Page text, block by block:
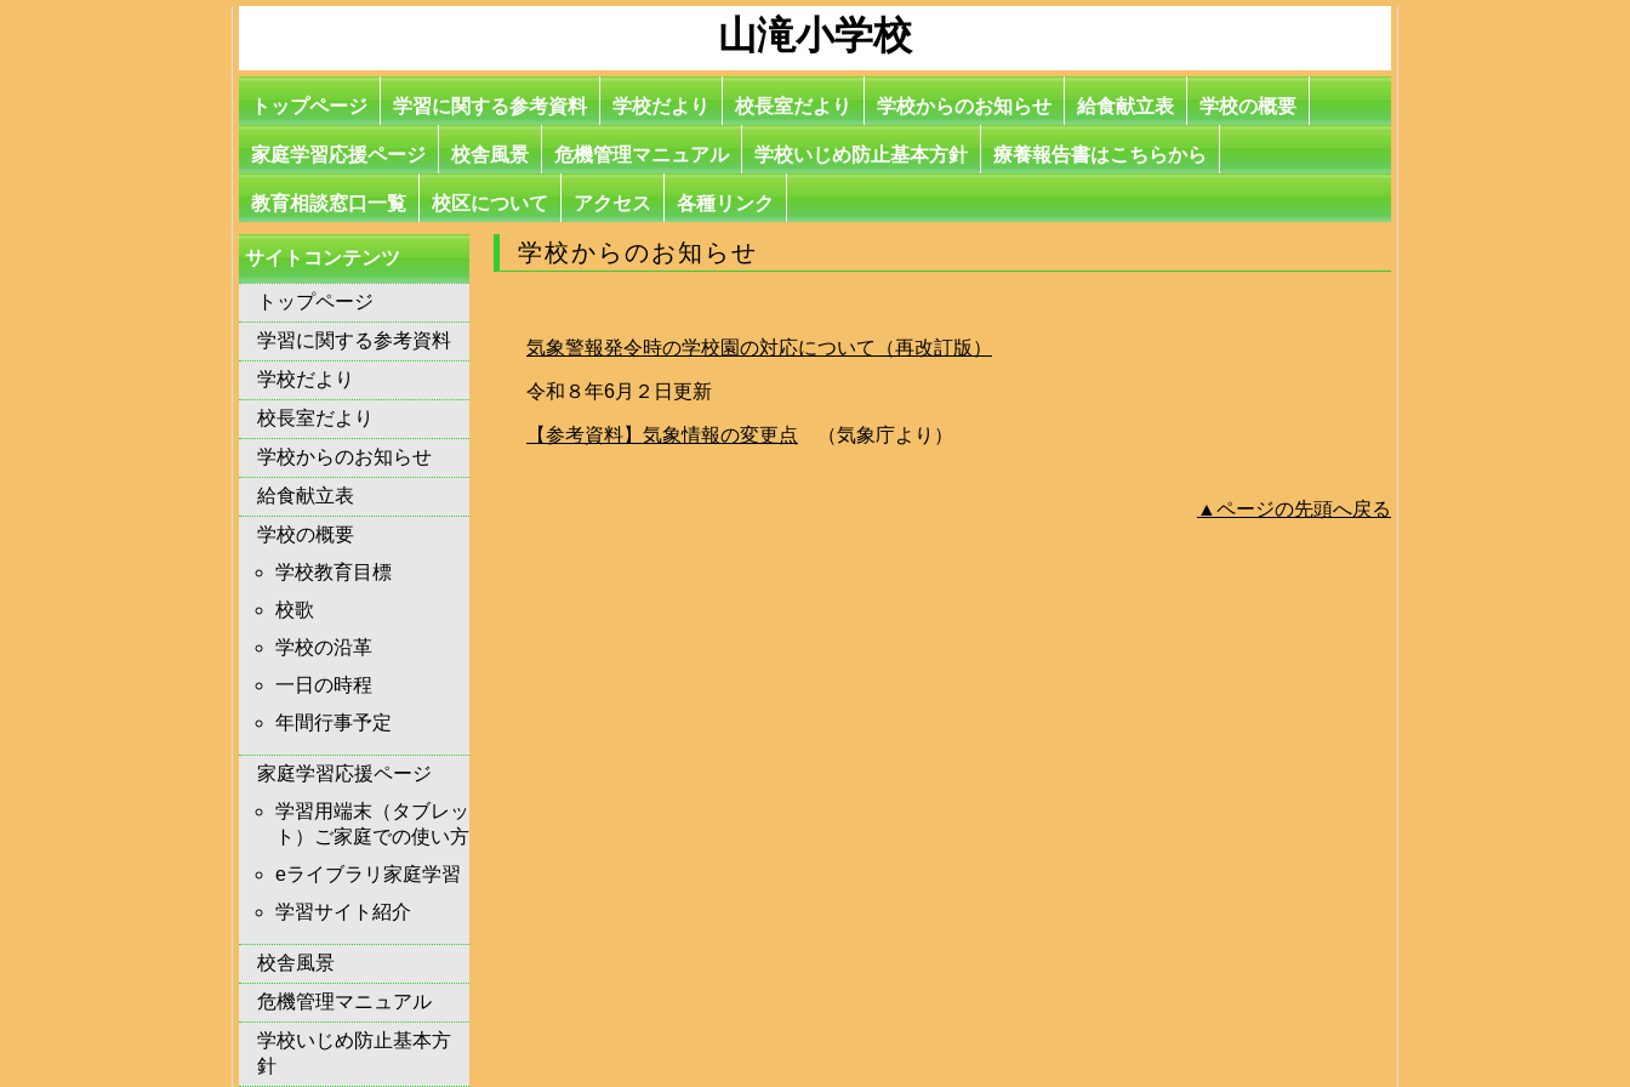
山滝小学校
トップページ 学習に関する参考資料 学校だより 校長室だより 学校からのお知らせ 給食献立表 学校の概要
家庭学習応援ページ 校舎風景 危機管理マニュアル 学校いじめ防止基本方針 療養報告書はこちらから
教育相談窓口一覧 校区について アクセス 各種リンク
サイトコンテンツ
トップページ
学習に関する参考資料
学校だより
校長室だより
学校からのお知らせ
給食献立表
学校の概要
学校教育目標
校歌
学校の沿革
一日の時程
年間行事予定
家庭学習応援ページ
学習用端末（タブレッ
ト）ご家庭での使い方
eライブラリ家庭学習
学習サイト紹介
校舎風景
危機管理マニュアル
学校いじめ防止基本方
針
学校からのお知らせ
気象警報発令時の学校園の対応について（再改訂版）
令和８年6月２日更新
【参考資料】気象情報の変更点 （気象庁より）
▲ページの先頭へ戻る